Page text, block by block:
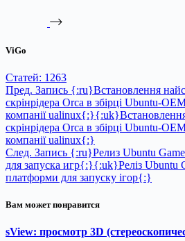
ViGo
Статей: 1263
Пред. Запись {:ru}Встановлення
скрінрідера Orca в збірці Ubuntu-
компанії ualinux{:}{:uk}Встановлення
скрінрідера Orca в збірці Ubuntu-
компанії ualinux{:}
След. Запись {:ru}Релиз Ubuntu
для запуска игр{:}{:uk}Реліз Ubuntu
платформи для запуску ігор{:}
Вам может понравится
sView: просмотр 3D